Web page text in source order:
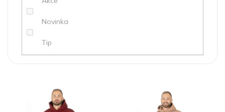
Novinka
Tip
Hnědá
M